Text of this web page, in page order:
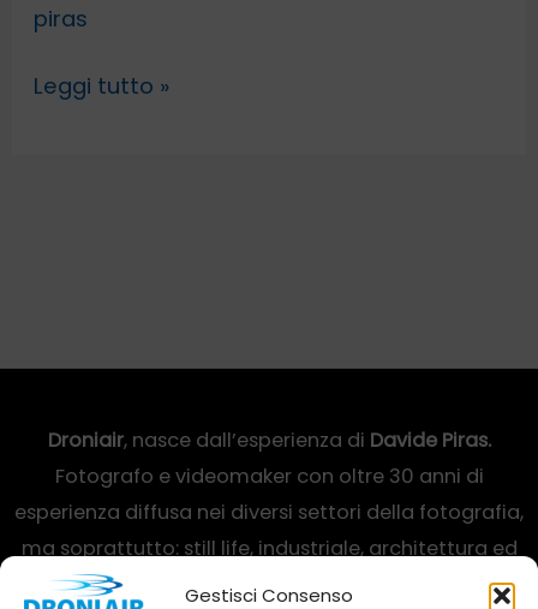
Gestisci Consenso
piras
Leggi tutto »
Droniair, nasce dall’esperienza di Davide Piras.
Fotografo e videomaker con oltre 30 anni di
esperienza diffusa nei diversi settori della fotografia,
ma soprattutto: still life, industriale, architettura ed
interni.